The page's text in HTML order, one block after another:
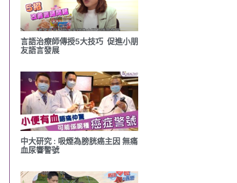
言語治療師傳授5大技巧 促進小朋
友語言發展
中大研究 : 吸煙為膀胱癌主因 無痛
血尿響警號